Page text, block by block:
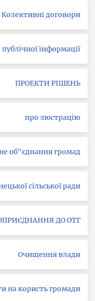
Колективні договори
інформації
ПРОЕКТИ РІШЕНЬ
про люстрацію
об"єднання громад
Програми Бабчинецької сільської ради
ДО ОТГ
Очищення влади
на користь громади